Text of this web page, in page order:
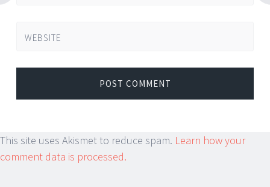
WEBSITE
This site uses Akismet to reduce spam. Learn how your
comment data is processed.